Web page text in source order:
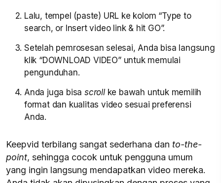
Lalu, tempel (paste) URL ke kolom “Type to
search, or Insert video link & hit GO”.
Setelah pemrosesan selesai, Anda bisa langsung
klik “DOWNLOAD VIDEO” untuk memulai
pengunduhan.
Anda juga bisa scrollke bawah untuk memilih
format dan kualitas video sesuai preferensi
Anda.
Keepvid terbilang sangat sederhana dan to-the-
point, sehingga cocok untuk pengguna umum
yang ingin langsung mendapatkan video mereka.